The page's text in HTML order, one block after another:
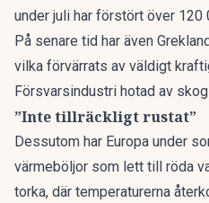
under juli har förstört över 120
På senare tid har även
vilka förvärrats av väldigt
Försvarsindustri hotad av
”Inte tillräckligt rustat”
Dessutom har Europa under
värmeböljor som lett till röda
torka, där temperaturerna